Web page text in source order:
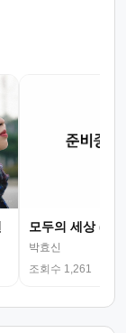
모두의 세상 (뮤
박효신
조회수 1,261